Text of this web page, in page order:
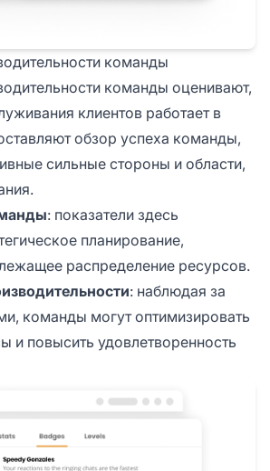
команды
команды оценивают,
клиентов работает в
обзор успеха команды,
сильные стороны и области,
: показатели здесь
планирование,
распределение ресурсов.
: наблюдая за
команды могут оптимизировать
и повысить удовлетворенность